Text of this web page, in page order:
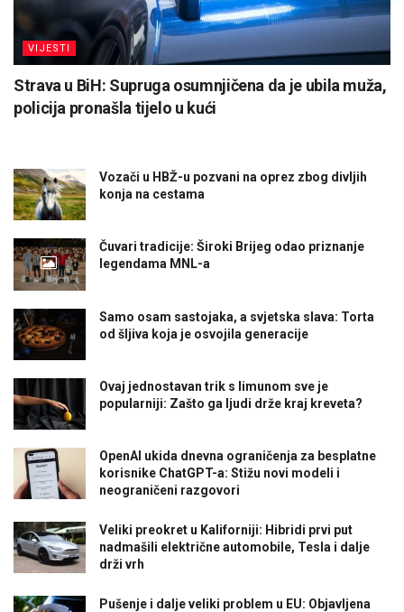
VIJESTI
Strava u BiH: Supruga osumnjičena da je ubila muža,
policija pronašla tijelo u kući
Vozači u HBŽ-u pozvani na oprez zbog divljih
konja na cestama
Čuvari tradicije: Široki Brijeg odao priznanje
legendama MNL-a
Samo osam sastojaka, a svjetska slava: Torta
od šljiva koja je osvojila generacije
Ovaj jednostavan trik s limunom sve je
popularniji: Zašto ga ljudi drže kraj kreveta?
OpenAI ukida dnevna ograničenja za besplatne
korisnike ChatGPT-a: Stižu novi modeli i
neograničeni razgovori
Veliki preokret u Kaliforniji: Hibridi prvi put
nadmašili električne automobile, Tesla i dalje
drži vrh
Pušenje i dalje veliki problem u EU: Objavljena